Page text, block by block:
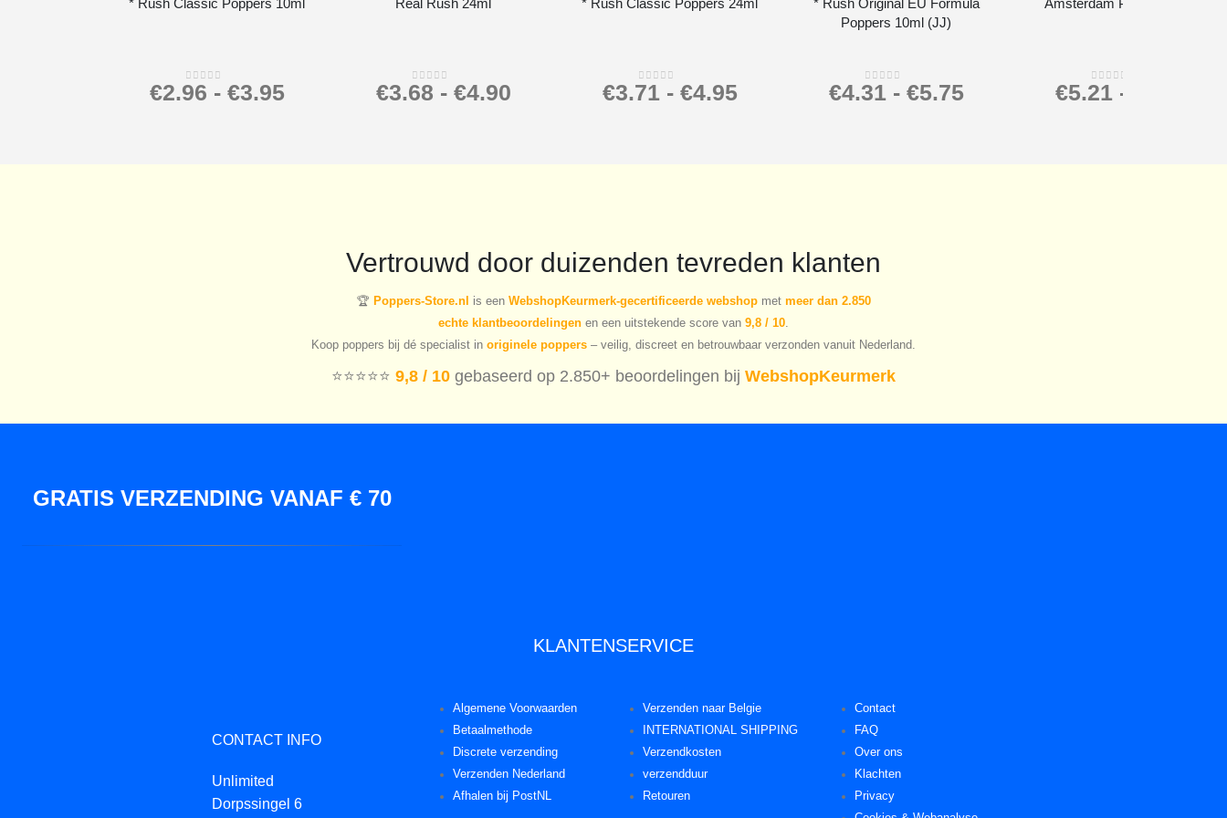
* Rush Classic Poppers 10ml
0out of 5
€2.96 - €3.95
Real Rush 24ml
0out of 5
€3.68 - €4.90
* Rush Classic Poppers 24ml
0out of 5
€3.71- €4.95
* Rush Original EU Formula
Poppers 10ml (JJ)
0out of 5
€4.31- €5.75
Amsterdam Poppers 24ml
0out of 5
€5.21-
Vertrouwd door duizenden tevreden klanten
🏆 Poppers-Store.nl is een WebshopKeurmerk-gecertificeerde webshop met meer dan 2.850
echte klantbeoordelingen en een uitstekende score van 9,8 / 10.
Koop poppers bij dé specialist in originele poppers – veilig, discreet en betrouwbaar verzonden vanuit Nederland.
⭐️⭐️⭐️⭐️⭐️ 9,8 / 10 gebaseerd op 2.850+ beoordelingen bij WebshopKeurmerk
GRATIS VERZENDING VANAF € 70
KLANTENSERVICE
CONTACT INFO
Unlimited
Dorpssingel 6
Algemene Voorwaarden
Betaalmethode
Discrete verzending
Verzenden Nederland
Afhalen bij PostNL
Verzenden naar Belgie
INTERNATIONAL SHIPPING
Verzendkosten
verzendduur
Retouren
Contact
FAQ
Over ons
Klachten
Privacy